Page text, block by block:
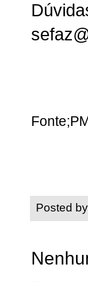
Posted by